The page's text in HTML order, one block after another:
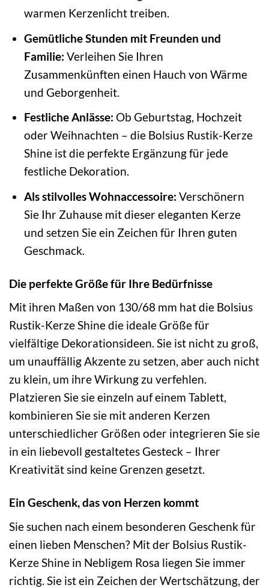
warmen Kerzenlicht treiben.
Gemütliche Stunden mit Freunden und
Familie: Verleihen Sie Ihren
Zusammenkünften einen Hauch von Wärme
und Geborgenheit.
Festliche Anlässe: Ob Geburtstag, Hochzeit
oder Weihnachten – die Bolsius Rustik-Kerze
Shine ist die perfekte Ergänzung für jede
festliche Dekoration.
Als stilvolles Wohnaccessoire: Verschönern
Sie Ihr Zuhause mit dieser eleganten Kerze
und setzen Sie ein Zeichen für Ihren guten
Geschmack.
Die perfekte Größe für Ihre Bedürfnisse
Mit ihren Maßen von 130/68 mm hat die Bolsius
Rustik-Kerze Shine die ideale Größe für
vielfältige Dekorationsideen. Sie ist nicht zu groß,
um unauffällig Akzente zu setzen, aber auch nicht
zu klein, um ihre Wirkung zu verfehlen.
Platzieren Sie sie einzeln auf einem Tablett,
kombinieren Sie sie mit anderen Kerzen
unterschiedlicher Größen oder integrieren Sie sie
in ein liebevoll gestaltetes Gesteck – Ihrer
Kreativität sind keine Grenzen gesetzt.
Ein Geschenk, das von Herzen kommt
Sie suchen nach einem besonderen Geschenk für
einen lieben Menschen? Mit der Bolsius Rustik-
Kerze Shine in Nebligem Rosa liegen Sie immer
richtig. Sie ist ein Zeichen der Wertschätzung, der